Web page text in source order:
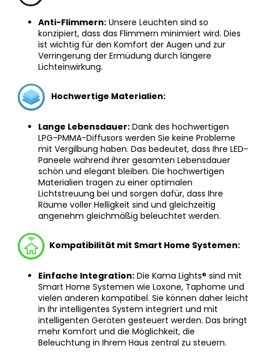
Anti-Flimmern: Unsere Leuchten sind so
konzipiert, dass das Flimmern minimiert wird. Dies
ist wichtig für den Komfort der Augen und zur
Verringerung der Ermüdung durch längere
Lichteinwirkung.
Hochwertige Materialien:
Lange Lebensdauer: Dank des hochwertigen
LPG-PMMA-Diffusors werden Sie keine Probleme
mit Vergilbung haben. Das bedeutet, dass Ihre LED-
Paneele während ihrer gesamten Lebensdauer
schön und elegant bleiben. Die hochwertigen
Materialien tragen zu einer optimalen
Lichtstreuung bei und sorgen dafür, dass Ihre
Räume voller Helligkeit sind und gleichzeitig
angenehm gleichmäßig beleuchtet werden.
Kompatibilität mit Smart Home Systemen:
Einfache Integration: Die Kama Lights® sind mit
Smart Home Systemen wie Loxone, Taphome und
vielen anderen kompatibel. Sie können daher leicht
in Ihr intelligentes System integriert und mit
intelligenten Geräten gesteuert werden. Das bringt
mehr Komfort und die Möglichkeit, die
Beleuchtung in Ihrem Haus zentral zu steuern.